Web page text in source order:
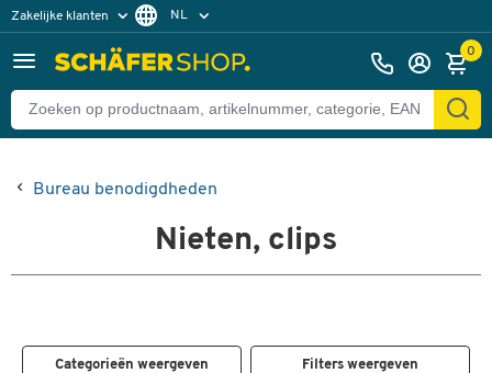
Zakelijke klanten
Particuliere klanten
NL
0
Bureau benodigdheden
Nieten, clips
Categorieën weergeven Filters weergeven